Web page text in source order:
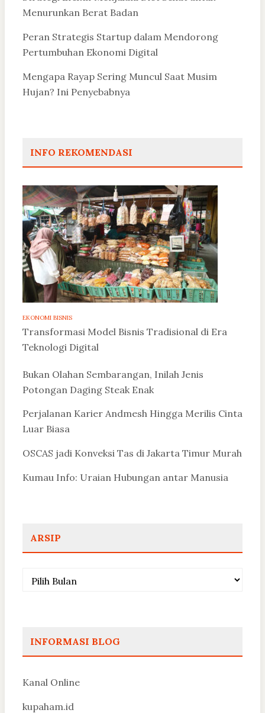
Menurunkan Berat Badan
Peran Strategis Startup dalam Mendorong
Pertumbuhan Ekonomi Digital
Mengapa Rayap Sering Muncul Saat Musim
Hujan? Ini Penyebabnya
INFO REKOMENDASI
EKONOMI BISNIS
Transformasi Model Bisnis Tradisional di Era
Teknologi Digital
Bukan Olahan Sembarangan, Inilah Jenis
Potongan Daging Steak Enak
Perjalanan Karier Andmesh Hingga Merilis Cinta
Luar Biasa
OSCAS jadi Konveksi Tas di Jakarta Timur Murah
Kumau Info: Uraian Hubungan antar Manusia
ARSIP
Arsip
INFORMASI BLOG
Kanal Online
kupaham.id